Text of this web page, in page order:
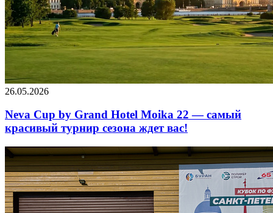
26.05.2026
Neva Cup by Grand Hotel Moika 22 — самый
красивый турнир сезона ждет вас!